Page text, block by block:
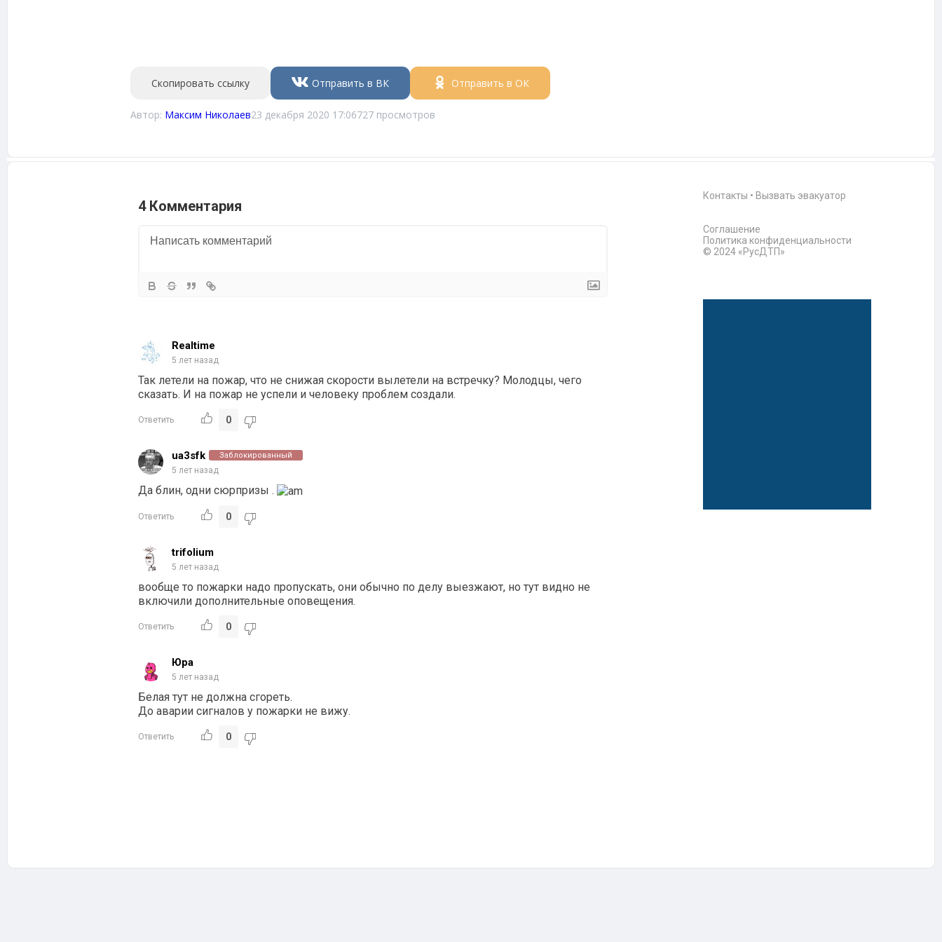
Скопировать ссылку Отправить в ВК Отправить в ОК
Автор: Максим Николаев23 декабря 2020 17:06727 просмотров
4 Комментария
Realtime
5 лет назад
Так летели на пожар, что не снижая скорости вылетели на встречку? Молодцы, чего
сказать. И на пожар не успели и человеку проблем создали.
Ответить 0
ua3sfk Заблокированный
5 лет назад
Да блин, одни сюрпризы .
Ответить 0
trifolium
5 лет назад
вообще то пожарки надо пропускать, они обычно по делу выезжают, но тут видно не
включили дополнительные оповещения.
Ответить 0
Юра
5 лет назад
Белая тут не должна сгореть.
До аварии сигналов у пожарки не вижу.
Ответить 0
Контакты • Вызвать эвакуатор
Соглашение
Политика конфиденциальности
© 2024 «РусДТП»